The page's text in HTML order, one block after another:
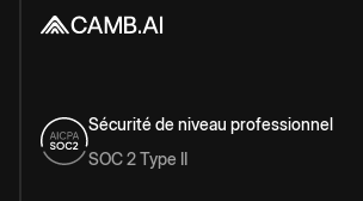
Sécurité de niveau professionnel
SOC 2 Type II